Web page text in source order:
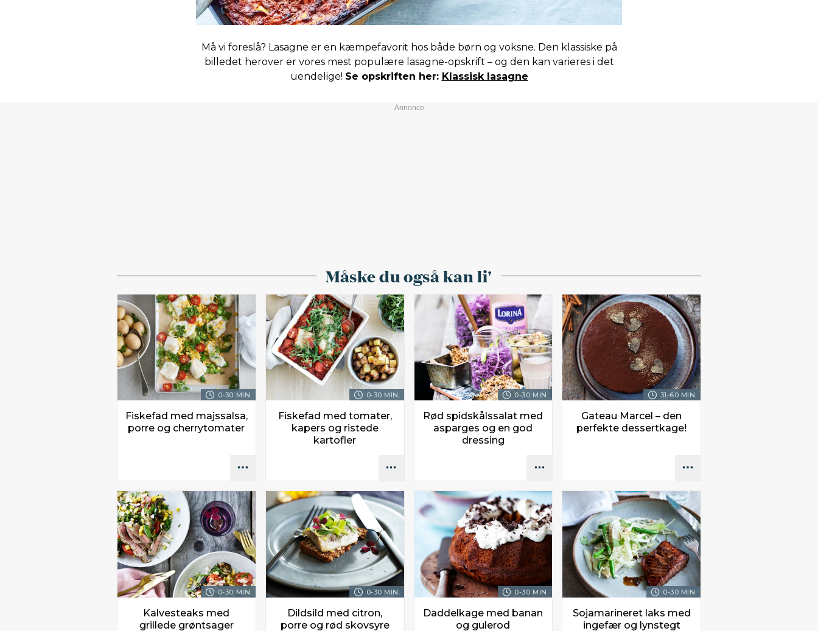
Må vi foreslå? Lasagne er en kæmpefavorit hos både børn og voksne. Den klassiske på
billedet herover er vores mest populære lasagne-opskrift – og den kan varieres i det
uendelige! Se opskriften her: Klassisk lasagne
Måske du også kan li'
0-30 MIN.
Fiskefad med majssalsa,
porre og cherrytomater
0-30 MIN.
Fiskefad med tomater,
kapers og ristede
kartofler
0-30 MIN.
Rød spidskålssalat med
asparges og en god
dressing
31-60 MIN.
Gateau Marcel – den
perfekte dessertkage!
0-30 MIN.
Kalvesteaks med
grillede grøntsager
0-30 MIN.
Dildsild med citron,
porre og rød skovsyre
0-30 MIN.
Daddelkage med banan
og gulerod
0-30 MIN.
Sojamarineret laks med
ingefær og lynstegt